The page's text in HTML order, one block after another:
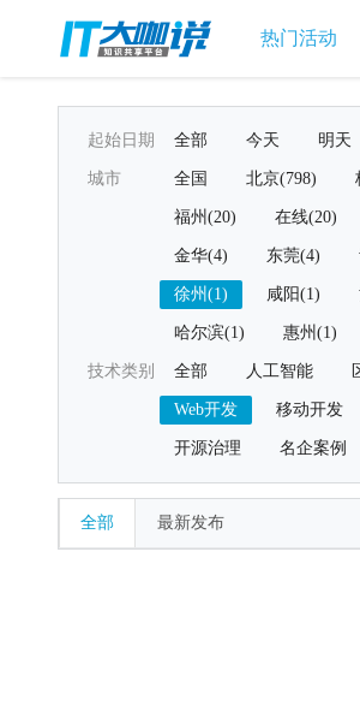
热门活动
起始日期 全部 今天 明天
城市 全国 北京(798)
福州(20) 在线(20)
金华(4) 东莞(4)
徐州(1) 咸阳(1)
哈尔滨(1) 惠州(1)
技术类别 全部 人工智能
Web开发 移动开发
开源治理 名企案例
全部 最新发布